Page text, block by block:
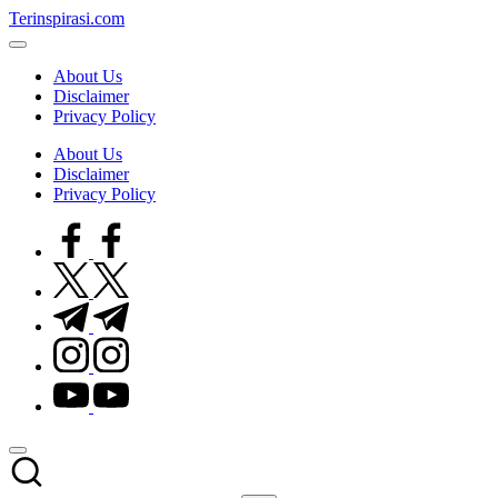
Skip
to
Terinspirasi.com
Inspirasi
TerkiniAbout Us
Disclaimer
Privacy Policy
About Us
Disclaimer
Privacy Policy
facebook.com
twitter.com
t.me
instagram.com
youtube.com